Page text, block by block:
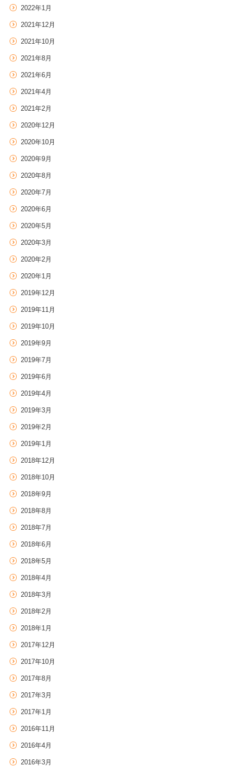
2022年1月
2021年12月
2021年10月
2021年8月
2021年6月
2021年4月
2021年2月
2020年12月
2020年10月
2020年9月
2020年8月
2020年7月
2020年6月
2020年5月
2020年3月
2020年2月
2020年1月
2019年12月
2019年11月
2019年10月
2019年9月
2019年7月
2019年6月
2019年4月
2019年3月
2019年2月
2019年1月
2018年12月
2018年10月
2018年9月
2018年8月
2018年7月
2018年6月
2018年5月
2018年4月
2018年3月
2018年2月
2018年1月
2017年12月
2017年10月
2017年8月
2017年3月
2017年1月
2016年11月
2016年4月
2016年3月